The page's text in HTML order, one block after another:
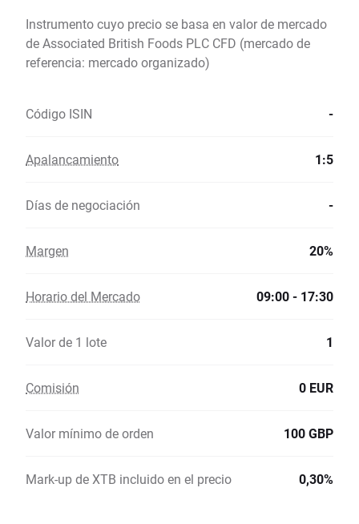
Instrumento cuyo precio se basa en valor de mercado
de Associated British Foods PLC CFD (mercado de
referencia: mercado organizado)
Código ISIN -
Apalancamiento 1:5
Días de negociación -
Margen 20%
Horario del Mercado 09:00 - 17:30
Valor de 1 lote 1
Comisión 0 EUR
Valor mínimo de orden 100 GBP
Mark-up de XTB incluido en el precio 0,30%